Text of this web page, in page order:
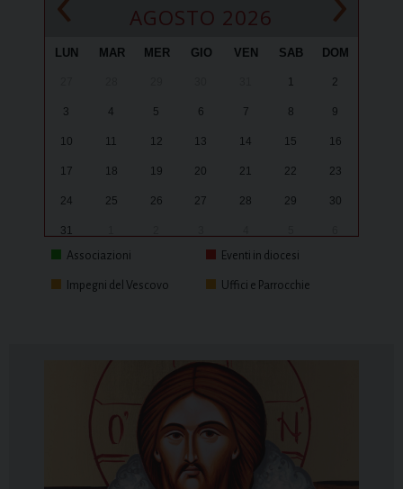
AGOSTO 2026
LUN MAR MER GIO VEN SAB DOM
1 2
3 4 5 6 7 8 9
10 11 12 13 14 15 16
17 18 19 20 21 22 23
24 25 26 27 28 29 30
31
Associazioni
Eventi in diocesi
Impegni del Vescovo Uffici e Parrocchie